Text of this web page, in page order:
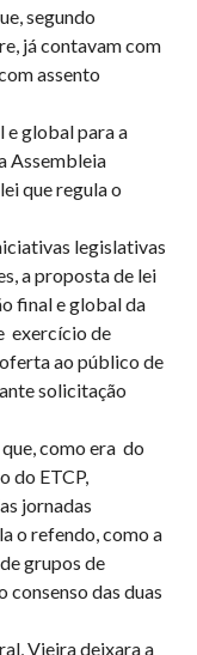
segundo
já contavam com
assento
e global para a
Assembleia
que regula o
legislativas
a proposta de lei
final e global da
exercício de
ao público de
solicitação
como era do
do ETCP,
jornadas
o refendo, como a
grupos de
das duas
Vieira deixara a